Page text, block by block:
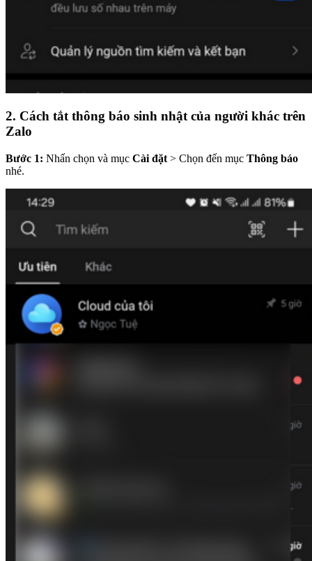
2. Cách tắt thông báo sinh nhật của người khác trên
Zalo
Bước 1: Nhấn chọn và mục Cài đặt > Chọn đến mục Thông báo
nhé.